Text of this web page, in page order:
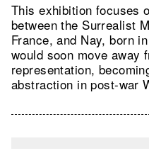
This exhibition focuses
between the Surrealist
France, and Nay, born
would soon move away
representation,
abstraction in post-war